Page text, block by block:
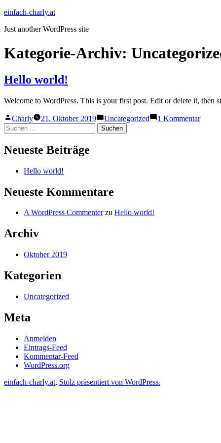
Zum
springen
einfach-charly.at
Just another WordPress site
Kategorie-Archiv:
Hello world!
Welcome to WordPress. This is your first post. Edit or delete it, then
Veröffentlicht
von
Charly 21. Oktober 2019
Veröffentlicht
unter
Uncategorized 1 Kommentarzu
Suchen
nach:
Neueste Beiträge
Hello world!
Neueste Kommentare
A WordPress Commenterzu Hello world!
Archiv
Oktober 2019
Kategorien
Uncategorized
Meta
Anmelden
Eintrags-Feed
Kommentar-Feed
WordPress.org
einfach-charly.at, Stolz präsentiert von WordPress.